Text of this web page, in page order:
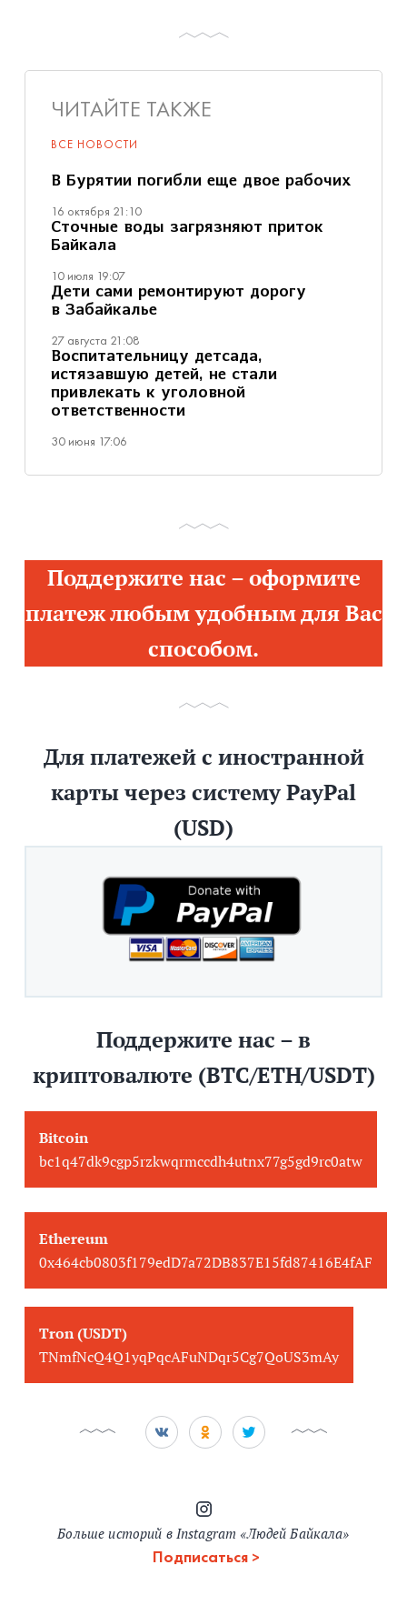
ЧИТАЙТЕ ТАКЖЕ
ВСЕ НОВОСТИ
В Бурятии погибли еще двое рабочих
16 октября 21:10
Сточные воды загрязняют приток
Байкала
10 июля 19:07
Дети сами ремонтируют дорогу
в Забайкалье
27 августа 21:08
Воспитательницу детсада,
истязавшую детей, не стали
привлекать к уголовной
ответственности
30 июня 17:06
Поддержите нас – оформите
платеж любым удобным для Вас
способом.
Для платежей с иностранной
карты через систему PayPal
(USD)
Поддержите нас – в
криптовалюте (BTC/ETH/USDT)
Bitcoin
bc1q47dk9cgp5rzkwqrmccdh4utnx77g5gd9rc0atw
Ethereum
0x464cb0803f179edD7a72DB837E15fd87416E4fAF
Tron (USDT)
TNmfNcQ4Q1yqPqcAFuNDqr5Cg7QoUS3mAy
Больше историй в Instagram «Людей Байкала»
Подписаться